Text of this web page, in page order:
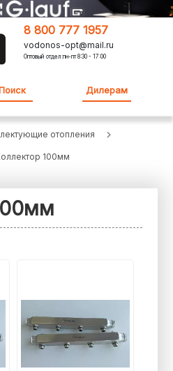
8 800 777 1957
vodonos-opt@mail.ru
Оптовый отдел:пн-пт 8:30 - 17:00
Поиск Дилерам
отопления
100мм